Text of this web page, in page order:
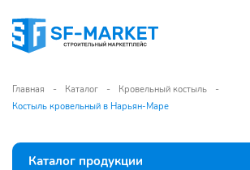
Главная Каталог
Кровельный костыль
Костыль кровельный в Нарьян-Маре
Каталог продукции